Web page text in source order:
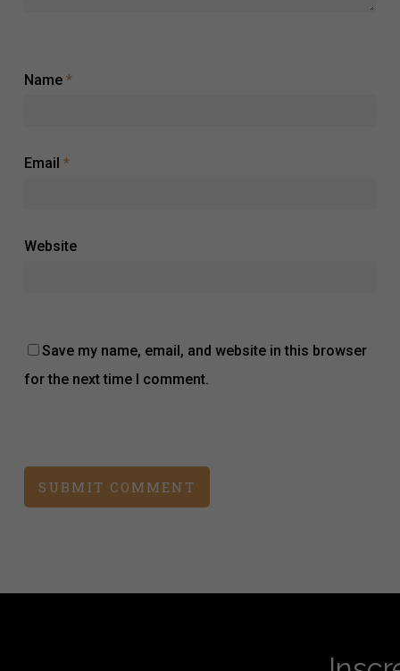
Name *
Email *
Website
Save my name, email, and website in this browser
for the next time I comment.